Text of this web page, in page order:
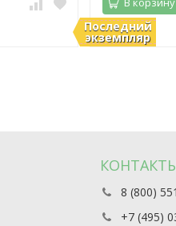
Последний
экземпляр
В наличии
8 (800)
+7 (495)